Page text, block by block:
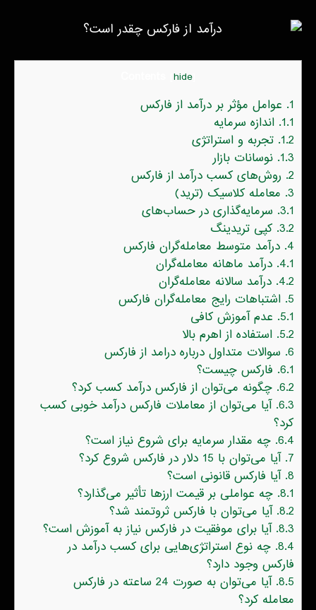
hide
1. عوامل مؤثر بر درآمد از فارکس
1.1. اندازه سرمایه
1.2. تجربه و استراتژی
1.3. نوسانات بازار
2. روش‌های کسب درآمد از فارکس
3. معامله کلاسیک (ترید)
3.1. سرمایه‌گذاری در حساب‌های
3.2. کپی تریدینگ
4. درآمد متوسط معامله‌گران فارکس
4.1. درآمد ماهانه معامله‌گران
4.2. درآمد سالانه معامله‌گران
5. اشتباهات رایج معامله‌گران فارکس
5.1. عدم آموزش کافی
5.2. استفاده از اهرم بالا
6. سوالات متداول درباره درامد از فارکس
6.1. فارکس چیست؟
6.2. چگونه می‌توان از فارکس درآمد کسب کرد؟
6.3. آیا می‌توان از معاملات فارکس درآمد خوبی کسب
کرد؟
6.4. چه مقدار سرمایه برای شروع نیاز است؟
7. آیا می‌توان با 15 دلار در فارکس شروع کرد؟
8. آیا فارکس قانونی است؟
8.1. چه عواملی بر قیمت ارزها تأثیر می‌گذارد؟
8.2. آیا می‌توان با فارکس ثروتمند شد؟
8.3. آیا برای موفقیت در فارکس نیاز به آموزش است؟
8.4. چه نوع استراتژی‌هایی برای کسب درآمد در
فارکس وجود دارد؟
8.5.
آیا می‌توان به صورت 24 ساعته در فارکس
معامله کرد؟